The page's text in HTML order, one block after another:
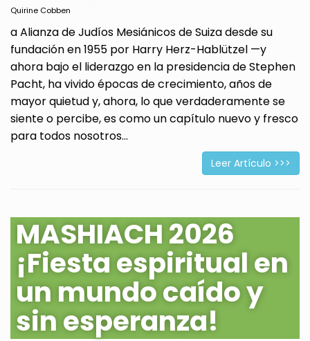
Quirine Cobben
a Alianza de Judíos Mesiánicos de Suiza desde su
fundación en 1955 por Harry Herz-Hablützel —y
ahora bajo el liderazgo en la presidencia de Stephen
Pacht, ha vivido épocas de crecimiento, años de
mayor quietud y, ahora, lo que verdaderamente se
siente o percibe, es como un capítulo nuevo y fresco
para todos nosotros...
Leer Artículo >>>
MASHIACH 2026
¡Fiesta espiritual en
un mundo caído y
sin esperanza!